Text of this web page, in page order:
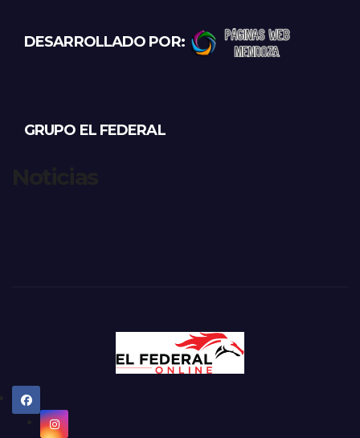
DESARROLLADO POR:
GRUPO EL FEDERAL